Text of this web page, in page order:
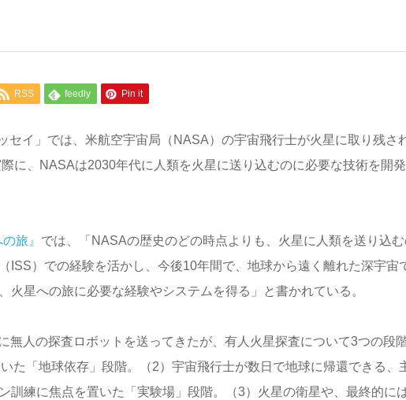
RSS feedly Pin it
セイ」では、米航空宇宙局（NASA）の宇宙飛行士が火星に取り残さ
に、NASAは2030年代に人類を火星に送り込むのに必要な技術を開
旅』 では、「NASAの歴史のどの時点よりも、火星に人類を送り込
ISS）での経験を活かし、今後10年間で、地球から遠く離れた深宇宙
火星への旅に必要な経験やシステムを得る」と書かれている。
無人の探査ロボットを送ってきたが、有人火星探査について3つの段
た「地球依存」段階。（2）宇宙飛行士が数日で地球に帰還できる、
訓練に焦点を置いた「実験場」段階。（3）火星の衛星や、最終的に